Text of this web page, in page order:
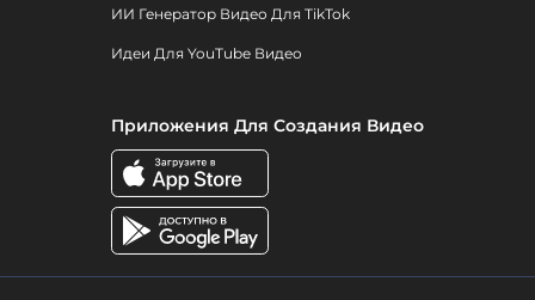
ИИ Генератор Видео Для TikTok
Идеи Для YouTube Видео
Приложения Для Создания Видео